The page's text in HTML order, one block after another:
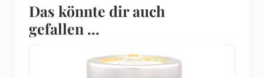
Das könnte dir auch
gefallen …